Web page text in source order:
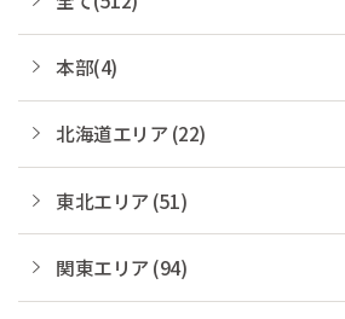
本部(4)
北海道エリア (22)
東北エリア (51)
関東エリア (94)